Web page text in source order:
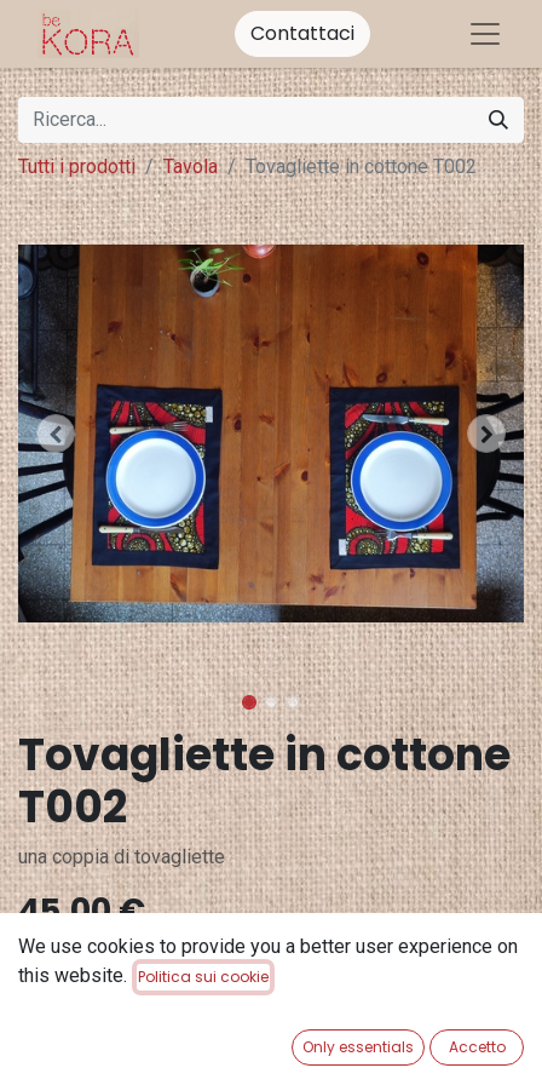
Contattaci
Tutti i prodotti Tavola Tovagliette in cottone T002
Tovagliette in cottone
T002
una coppia di tovagliette
45,00€
ADD TO CART
Aggiungi alla lista dei desideri
We use cookies to provide you a better user experience on
this website. Politica sui cookie
Only essentials Accetto